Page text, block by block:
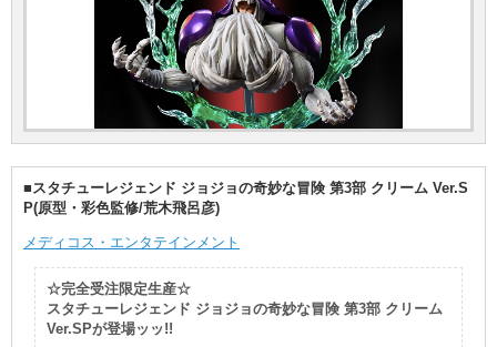
■スタチューレジェンド ジョジョの奇妙な冒険 第3部 クリーム Ver.S
P(原型・彩色監修/荒木飛呂彦)
メディコス・エンタテインメント
☆完全受注限定生産☆
スタチューレジェンド ジョジョの奇妙な冒険 第3部 クリーム
Ver.SPが登場ッッ!!